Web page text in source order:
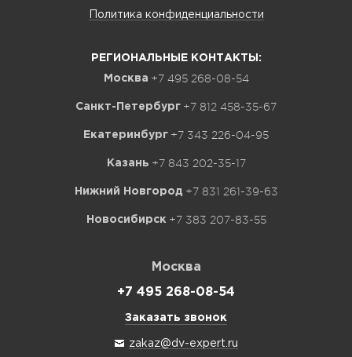
Политика конфиденциальности
РЕГИОНАЛЬНЫЕ КОНТАКТЫ:
Москва +7 495 268-08-54
Санкт-Петербург +7 812 458-35-67
Екатеринбург +7 343 226-04-95
Казань +7 843 202-35-17
Нижний Новгород +7 831 261-39-63
Новосибирск +7 383 207-83-55
Москва
+7 495 268-08-54
Заказать звонок
zakaz@dv-expert.ru